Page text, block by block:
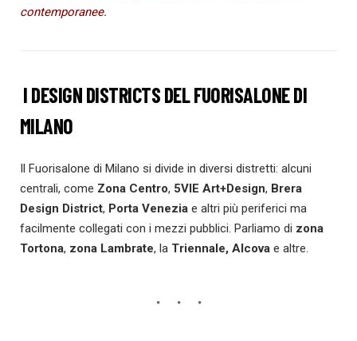
contemporanee.
I DESIGN DISTRICTS DEL FUORISALONE DI
MILANO
Il Fuorisalone di Milano si divide in diversi distretti: alcuni
centrali, come Zona Centro, 5VIE Art+Design, Brera
Design District, Porta Venezia e altri più periferici ma
facilmente collegati con i mezzi pubblici. Parliamo di zona
Tortona, zona Lambrate, la Triennale, Alcova e altre.